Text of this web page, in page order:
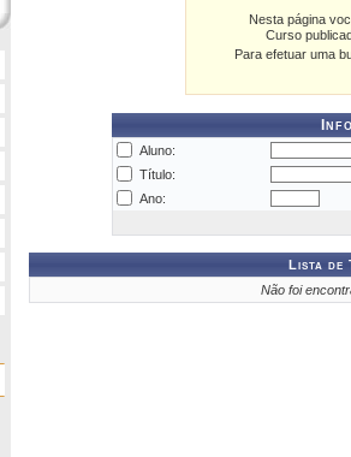
Nesta página
Curso
Para efetuar uma
Aluno:
Título:
Ano:
Lista de
Não foi